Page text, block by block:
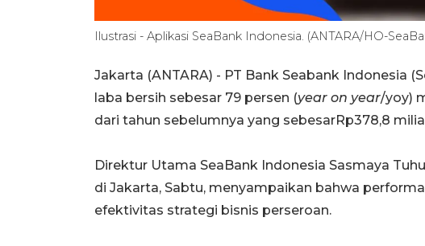
Ilustrasi - Aplikasi SeaBank Indonesia. (ANTARA/HO-
Jakarta (ANTARA) - PT Bank Seabank Indonesia
laba bersih sebesar 79 persen (year on year/yoy)
dari tahun sebelumnya yang sebesarRp378,8
Direktur Utama SeaBank Indonesia Sasmaya
di Jakarta, Sabtu, menyampaikan bahwa
efektivitas strategi bisnis perseroan.